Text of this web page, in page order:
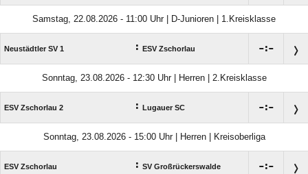
Samstag, 22.08.2026 - 11:00 Uhr | D-Junioren | 1.Kreisklasse
Neustädtler SV 1 : ESV Zschorlau :
Sonntag, 23.08.2026 - 12:30 Uhr | Herren | 2.Kreisklasse
ESV Zschorlau 2 : Lugauer SC :
Sonntag, 23.08.2026 - 15:00 Uhr | Herren | Kreisoberliga
ESV Zschorlau : SV Großrückerswalde :